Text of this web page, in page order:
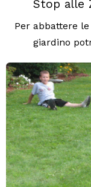
Stop alle
Per abbattere
giardino